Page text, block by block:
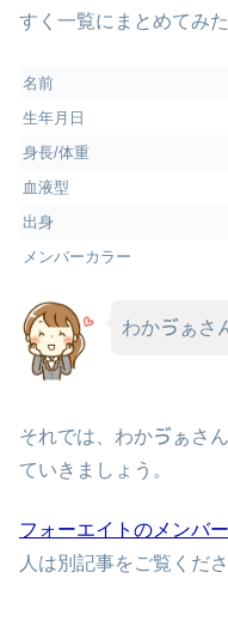
すく一覧にまとめてみ
名前
生年月日
身長/体重
血液型
出身
メンバーカラー
わかゔぁさ
それでは、わかゔぁさ
ていきましょう。
フォーエイトのメンバ
人は別記事をご覧くださ